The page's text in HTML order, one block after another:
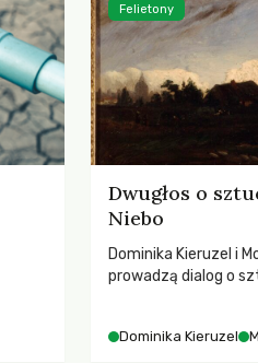
Dwugłos o
Niebo
Dominika Kieruzel i
prowadzą dialog o
wrażliwość,
Dominika Kieruzel
Felietony